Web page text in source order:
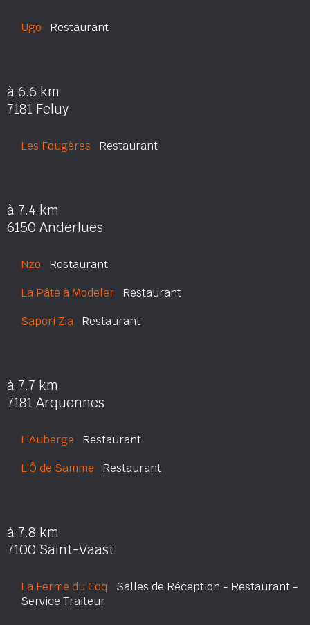
Ugo Restaurant
à 6.6 km
7181 Feluy
Les Fougères Restaurant
à 7.4 km
6150 Anderlues
Nzo Restaurant
La Pâte à Modeler Restaurant
Sapori Zia Restaurant
à 7.7 km
7181 Arquennes
L'Auberge Restaurant
L'Ô de Samme Restaurant
à 7.8 km
7100 Saint-Vaast
La Ferme du Coq Salles de Réception - Restaurant -
Service Traiteur